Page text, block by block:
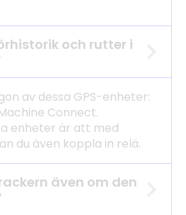
och rutter i
av dessa GPS-enheter:
Connect.
enheter är att med
du även koppla in relä.
även om den